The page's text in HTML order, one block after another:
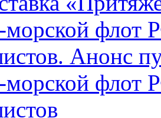
флот
Анонс
флот